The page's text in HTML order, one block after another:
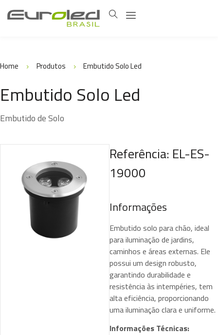
Home Produtos Embutido Solo Led
Embutido Solo Led
Embutido de Solo
Referência: EL-ES-
19000
Informações
Embutido solo para chão, ideal
para iluminação de jardins,
caminhos e áreas externas. Ele
possui um design robusto,
garantindo durabilidade e
resistência às intempéries, tem
alta eficiência, proporcionando
uma iluminação clara e uniforme.
Informações Técnicas: